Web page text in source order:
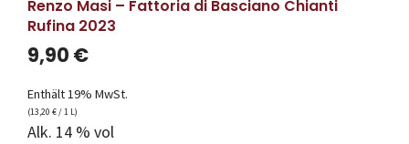
Renzo Masi – Fattoria di Basciano Chianti
Rufina 2023
9,90 €
Enthält 19% MwSt.
(13,20 €/ 1 L)
Alk. 14 % vol